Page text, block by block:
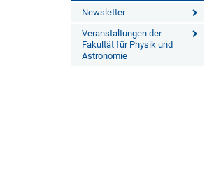
Newsletter
Veranstaltungen der
Fakultät für Physik und
Astronomie